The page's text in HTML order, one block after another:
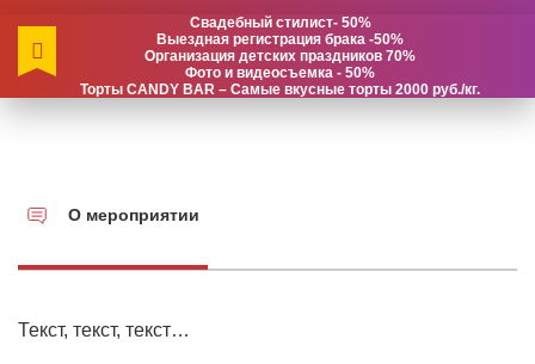
Свадебный стилист- 50%
Выездная регистрация брака -50%
Организация детских праздников 70%
Фото и видеосъемка - 50%
Торты CANDY BAR – Самые вкусные торты 2000 руб./кг.
О мероприятии
Текст, текст, текст…